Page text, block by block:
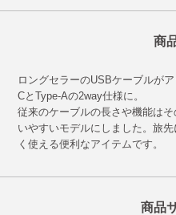
商
ロングセラーのUSBケーブルが
CとType-Aの2way仕様に。
従来のケーブルの長さや機能は
いやすいモデルにしました。旅
く使える便利なアイテムです。
商品